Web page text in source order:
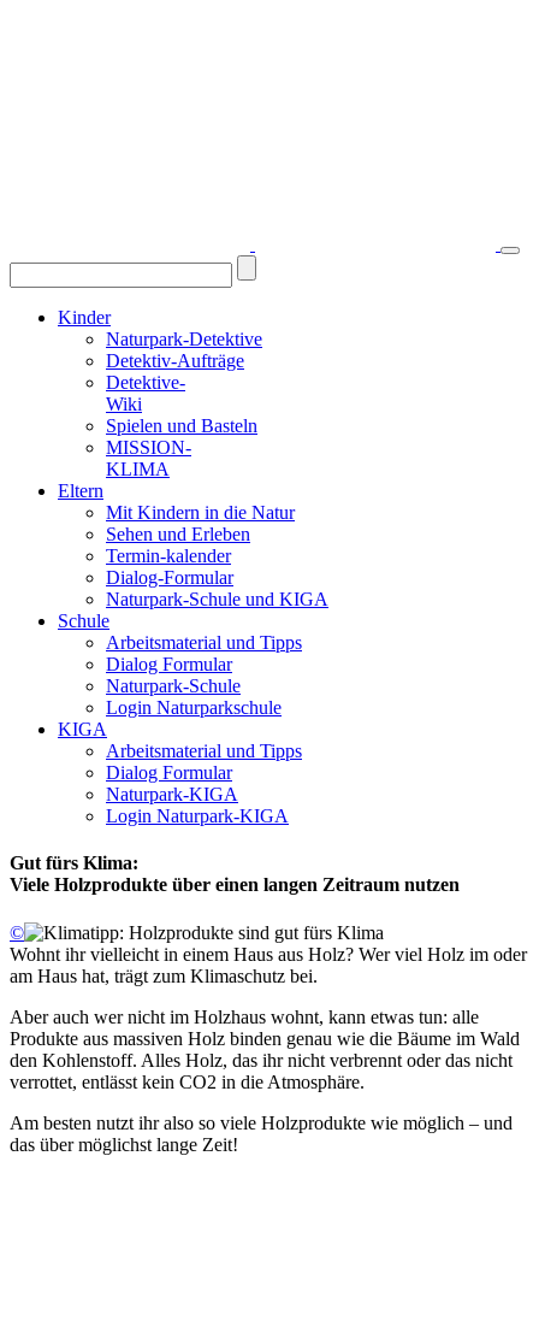
Kinder
Naturpark-Detektive
Detektiv-Aufträge
Detektive-
Wiki
Spielen und Basteln
MISSION-
KLIMA
Eltern
Mit Kindern in die Natur
Sehen und Erleben
Termin-kalender
Dialog-Formular
Naturpark-Schule und KIGA
Schule
Arbeitsmaterial und Tipps
Dialog Formular
Naturpark-Schule
Login Naturparkschule
KIGA
Arbeitsmaterial und Tipps
Dialog Formular
Naturpark-KIGA
Login Naturpark-KIGA
Gut fürs Klima:
Viele Holzprodukte über einen langen Zeitraum nutzen
©
Wohnt ihr vielleicht in einem Haus aus Holz? Wer viel Holz im oder
am Haus hat, trägt zum Klimaschutz bei.
Aber auch wer nicht im Holzhaus wohnt, kann etwas tun: alle
Produkte aus massiven Holz binden genau wie die Bäume im Wald
den Kohlenstoff. Alles Holz, das ihr nicht verbrennt oder das nicht
verrottet, entlässt kein CO2 in die Atmosphäre.
Am besten nutzt ihr also so viele Holzprodukte wie möglich – und
das über möglichst lange Zeit!